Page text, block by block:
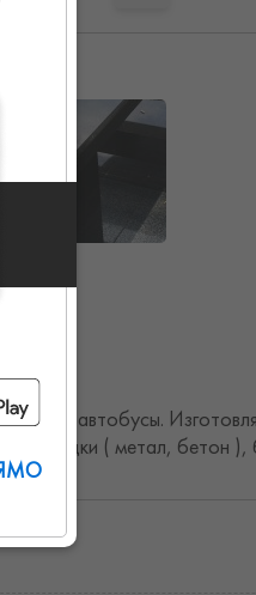
автобусы.
оградки ( метал, бетон